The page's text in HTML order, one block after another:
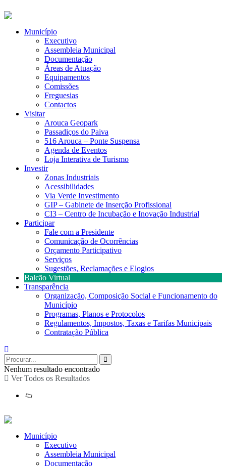
Município
Executivo
Assembleia Municipal
Documentação
Áreas de Atuação
Equipamentos
Comissões
Freguesias
Contactos
Visitar
Arouca Geopark
Passadiços do Paiva
516 Arouca – Ponte Suspensa
Agenda de Eventos
Loja Interativa de Turismo
Investir
Zonas Industriais
Acessibilidades
Via Verde Investimento
GIP – Gabinete de Inserção Profissional
CI3 – Centro de Incubação e Inovação Industrial
Participar
Fale com a Presidente
Comunicação de Ocorrências
Orçamento Participativo
Serviços
Sugestões, Reclamações e Elogios
Balcão Virtual
Transparência
Organização, Composição Social e Funcionamento do
Município
Programas, Planos e Protocolos
Regulamentos, Impostos, Taxas e Tarifas Municipais
Contratação Pública
Nenhum resultado encontrado
Ver Todos os Resultados
Município
Executivo
Assembleia Municipal
Documentação